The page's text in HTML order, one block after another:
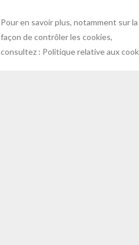
Pour en savoir plus, notamment sur la
façon de contrôler les cookies,
consultez : Politique relative aux